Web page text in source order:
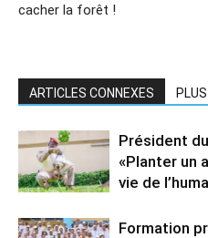
cacher la forêt !
ARTICLES CONNEXES
Président
«Planter un
vie de
Formation